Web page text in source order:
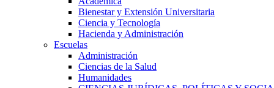
Bienestar y Extensión Universitaria
Ciencia y Tecnología
Hacienda y Administración
Escuelas
Administración
Ciencias de la Salud
Humanidades